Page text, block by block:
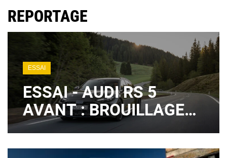
REPORTAGE
ESSAI
ESSAI - AUDI RS 5
AVANT : BROUILLAGE
DE PISTES ?